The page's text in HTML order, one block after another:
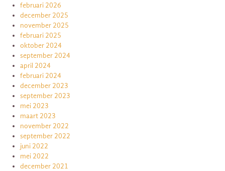
februari 2026
december 2025
november 2025
februari 2025
oktober 2024
september 2024
april 2024
februari 2024
december 2023
september 2023
mei 2023
maart 2023
november 2022
september 2022
juni 2022
mei 2022
december 2021